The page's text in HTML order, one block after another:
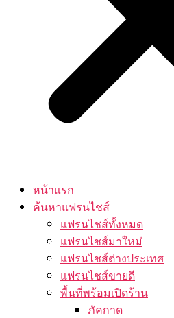
หน้าแรก
ค้นหาแฟรนไชส์
แฟรนไชส์ทั้งหมด
แฟรนไชส์มาใหม่
แฟรนไชส์ต่างประเทศ
แฟรนไชส์ขายดี
พื้นที่พร้อมเปิดร้าน
ภัคกาด